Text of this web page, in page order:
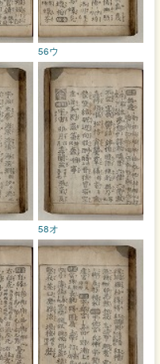
56ウ
58オ